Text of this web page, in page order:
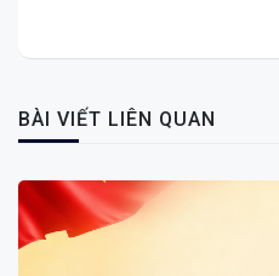
BÀI VIẾT LIÊN QUAN